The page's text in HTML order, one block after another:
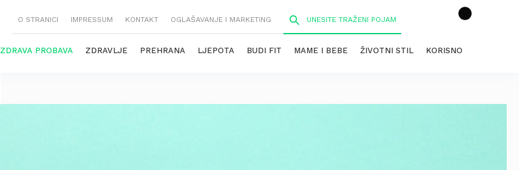
O STRANICI IMPRESSUM KONTAKT OGLAŠAVANJE I MARKETING
ZDRAVA PROBAVA ZDRAVLJE PREHRANA LJEPOTA BUDI FIT MAME I BEBE ŽIVOTNI STIL KORISNO